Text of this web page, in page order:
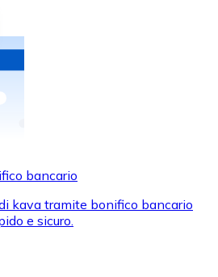
in contanti e altri mezzi di
Mastercard per acquistare
bancario
kava tramite bonifico bancario
e sicuro.